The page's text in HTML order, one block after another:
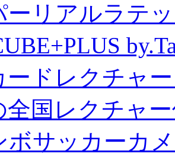
ーリアルラテ
ードレクチャ
全国レクチャ
ボサッカーカ